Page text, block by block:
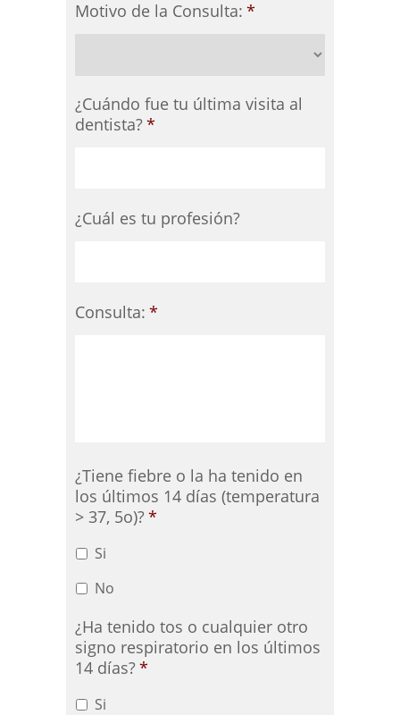
Motivo de la Consulta: *
¿Cuándo fue tu última visita al
dentista?*
¿Cuál es tu profesión?
Consulta: *
¿Tiene fiebre o la ha tenido en
los últimos 14 días (temperatura
> 37, 5o)?*
Si
No
¿Ha tenido tos o cualquier otro
signo respiratorio en los últimos
14 días?*
Si